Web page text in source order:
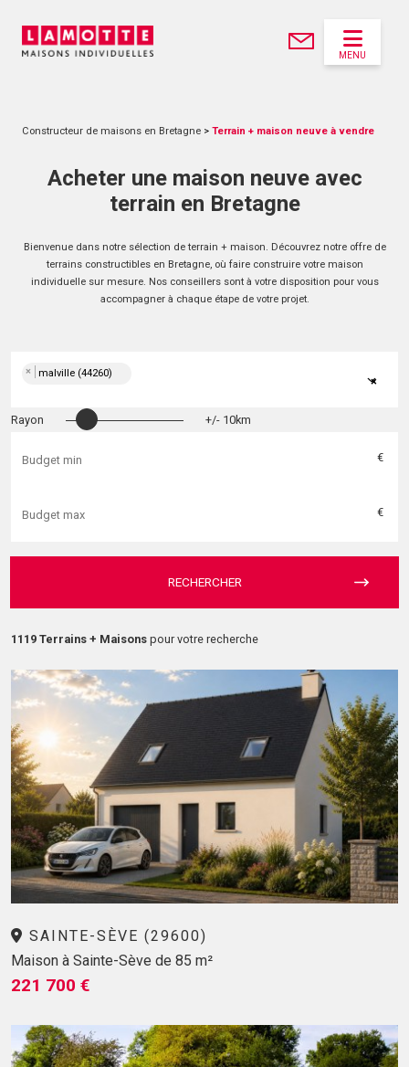
MENU
Constructeur de maisons en Bretagne > Terrain + maison neuve à vendre
Acheter une maison neuve avec
terrain en Bretagne
Bienvenue dans notre sélection de terrain + maison. Découvrez notre offre de
terrains constructibles en Bretagne, où faire construire votre maison
individuelle sur mesure. Nos conseillers sont à votre disposition pour vous
accompagner à chaque étape de votre projet.
×
× malville (44260)
Rayon +/- 10km
€
€
RECHERCHER
1119 Terrains + Maisons pour votre recherche
SAINTE-SÈVE (29600)
Maison à Sainte-Sève de 85 m²
221 700 €